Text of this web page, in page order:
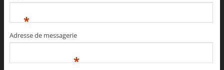
*
Adresse de messagerie
*